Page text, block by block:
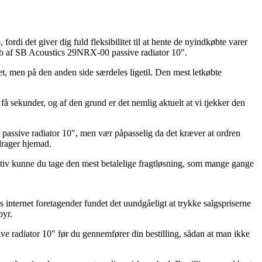
fordi det giver dig fuld fleksibilitet til at hente de nyindkøbte varer
af SB Acoustics 29NRX-00 passive radiator 10″.
men på den anden side særdeles ligetil. Den mest letkøbte
og af den grund er det nemlig aktuelt at vi tjekker den
radiator 10″, men vær påpasselig da det kræver at ordren
hjemad.
kunne du tage den mest betalelige fragtløsning, som mange gange
foretagender fundet det uundgåeligt at trykke salgspriserne
radiator 10″ før du gennemfører din bestilling, sådan at man ikke